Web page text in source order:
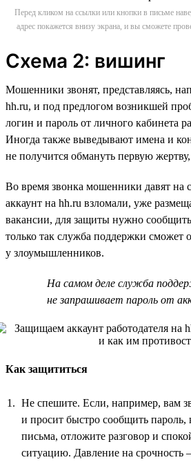
Перед кликом на ссылки или кнопки в письме
адрес покажется внизу экрана, и вы сможете
Схема 2: вишинг
Мошенники звонят, представляясь,
hh.ru, и под предлогом возникшей
логин и пароль от личного кабинета
Иногда также выведывают имена и
не получится обмануть первую
Во время звонка мошенники давят на
аккаунт на hh.ru взломали, уже
вакансии, для защиты нужно
только так служба поддержки сможет
у злоумышленников.
На самом деле служба
не запрашивает пароль от
Как защититься
Не спешите. Если, например, вам
и просит быстро сообщить
письма, отложите разговор и
ситуацию. Давление на срочность